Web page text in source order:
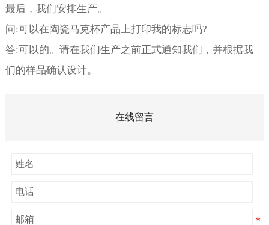
最后，我们安排生产。
问:可以在陶瓷马克杯产品上打印我的标志吗?
答:可以的。请在我们生产之前正式通知我们，并根据我
们的样品确认设计。
在线留言